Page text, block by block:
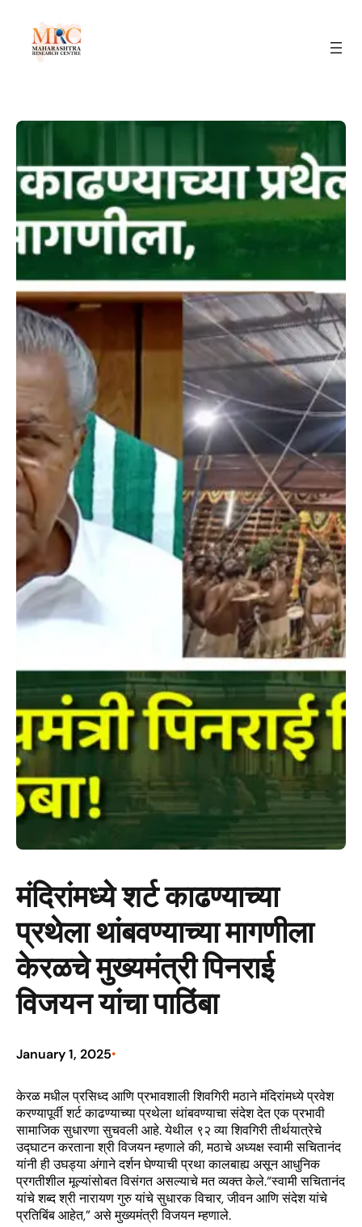
मंदिरांमध्ये शर्ट काढण्याच्या
प्रथेला थांबवण्याच्या मागणीला
केरळचे मुख्यमंत्री पिनराई
विजयन यांचा पाठिंबा
January 1, 2025•
केरळ मधील प्रसिध्द आणि प्रभावशाली शिवगिरी मठाने मंदिरांमध्ये प्रवेश
करण्यापूर्वी शर्ट काढण्याच्या प्रथेला थांबवण्याचा संदेश देत एक प्रभावी
सामाजिक सुधारणा सुचवली आहे. येथील ९२ व्या शिवगिरी तीर्थयात्रेचे
उद्घाटन करताना श्री विजयन म्हणाले की, मठाचे अध्यक्ष स्वामी सचितानंद
यांनी ही उघड्या अंगाने दर्शन घेण्याची प्रथा कालबाह्य असून आधुनिक
प्रगतीशील मूल्यांसोबत विसंगत असल्याचे मत व्यक्त केले.“स्वामी सचितानंद
यांचे शब्द श्री नारायण गुरु यांचे सुधारक विचार, जीवन आणि संदेश यांचे
प्रतिबिंब आहेत,” असे मुख्यमंत्री विजयन म्हणाले.